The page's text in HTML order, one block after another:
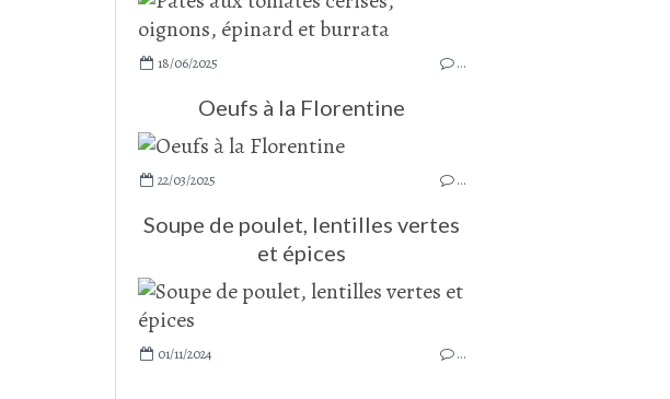
18/06/2025 …
Oeufs à la Florentine
22/03/2025 …
Soupe de poulet, lentilles vertes
et épices
01/11/2024 …